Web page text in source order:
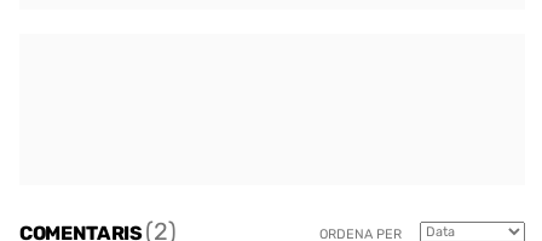
COMENTARIS(2) ORDENA PER